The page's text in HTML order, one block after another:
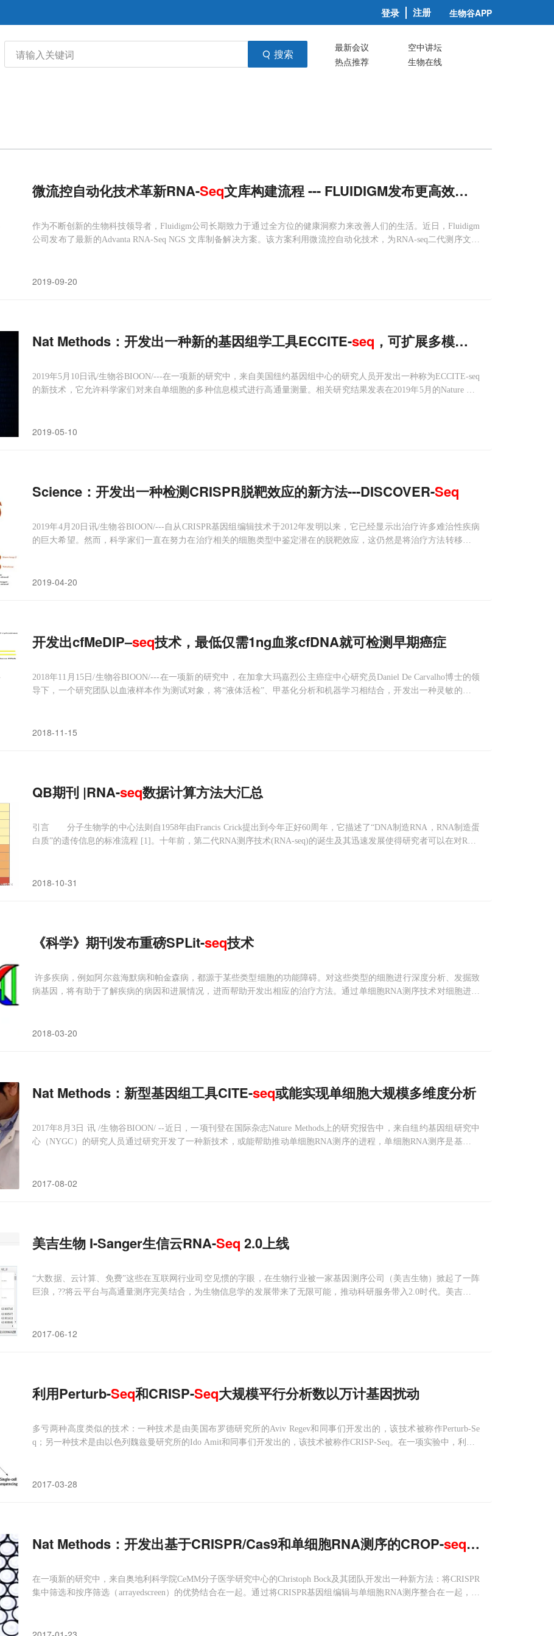
登录 注册 生物谷APP
搜索 最新会议
空中讲坛
热点推荐
生物在线
微流控自动化技术革新RNA-Seq文库构建流程 --- FLUIDIGM发布更高效、更节约成本
作为不断创新的生物科技领导者，Fluidigm公司长期致力于通过全方位的健康洞察力来改善人们的生活。近日，Fluidigm
公司发布了最新的Advanta RNA-Seq NGS 文库制备解决方案。该方案利用微流控自动化技术，为RNA-seq二代测序文库
2019-09-20
Nat Methods：开发出一种新的基因组学工具ECCITE-seq ，可扩展多模式单细胞分析
2019年5月10日讯/生物谷BIOON/---在一项新的研究中，来自美国纽约基因组中心的研究人员开发出一种称为ECCITE-seq
的新技术，它允许科学家们对来自单细胞的多种信息模式进行高通量测量。相关研究结果发表在2019年5月的Nature Met
2019-05-10
Science：开发出一种检测CRISPR脱靶效应的新方法---DISCOVER-Seq
2019年4月20日讯/生物谷BIOON/---自从CRISPR基因组编辑技术于2012年发明以来，它已经显示出治疗许多难治性疾病
的巨大希望。然而，科学家们一直在努力在治疗相关的细胞类型中鉴定潜在的脱靶效应，这仍然是将治疗方法转移到临
2019-04-20
开发出cfMeDIP–seq技术，最低仅需1ng血浆cfDNA就可检测早期癌症
2018年11月15日/生物谷BIOON/---在一项新的研究中，在加拿大玛嘉烈公主癌症中心研究员Daniel De Carvalho博士的领
导下，一个研究团队以血液样本作为测试对象，将“液体活检”、甲基化分析和机器学习相结合，开发出一种灵敏的基于
2018-11-15
QB期刊 |RNA-seq数据计算方法大汇总
引言 分子生物学的中心法则自1958年由Francis Crick提出到今年正好60周年，它描述了“DNA制造RNA，RNA制造蛋
白质”的遗传信息的标准流程 [1]。十年前，第二代RNA测序技术(RNA-seq)的诞生及其迅速发展使得研究者可以在对RNA
2018-10-31
《科学》期刊发布重磅SPLit-seq技术
许多疾病，例如阿尔兹海默病和帕金森病，都源于某些类型细胞的功能障碍。对这些类型的细胞进行深度分析、发掘致
病基因，将有助于了解疾病的病因和进展情况，进而帮助开发出相应的治疗方法。通过单细胞RNA测序技术对细胞进行
2018-03-20
Nat Methods：新型基因组工具CITE-seq或能实现单细胞大规模多维度分析
2017年8月3日 讯 /生物谷BIOON/ --近日，一项刊登在国际杂志Nature Methods上的研究报告中，来自纽约基因组研究中
心（NYGC）的研究人员通过研究开发了一种新技术，或能帮助推动单细胞RNA测序的进程，单细胞RNA测序是基因组
2017-08-02
美吉生物 I-Sanger生信云RNA-Seq 2.0上线
“大数据、云计算、免费”这些在互联网行业司空见惯的字眼，在生物行业被一家基因测序公司（美吉生物）掀起了一阵
巨浪，??将云平台与高通量测序完美结合，为生物信息学的发展带来了无限可能，推动科研服务带入2.0时代。美吉生物
2017-06-12
利用Perturb-Seq和CRISP-Seq大规模平行分析数以万计基因扰动
多亏两种高度类似的技术：一种技术是由美国布罗德研究所的Aviv Regev和同事们开发出的，该技术被称作Perturb-Se
q；另一种技术是由以色列魏兹曼研究所的Ido Amit和同事们开发出的，该技术被称作CRISP-Seq。在一项实验中，利用P
2017-03-28
Nat Methods：开发出基于CRISPR/Cas9和单细胞RNA测序的CROP-seq方法
在一项新的研究中，来自奥地利科学院CeMM分子医学研究中心的Christoph Bock及其团队开发出一种新方法：将CRISPR
集中筛选和按序筛选（arrayedscreen）的优势结合在一起。通过将CRISPR基因组编辑与单细胞RNA测序整合在一起，他